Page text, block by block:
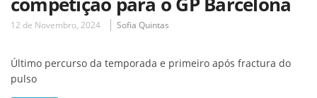
12 de Novembro, 2024 Sofia Quintas
Último percurso da temporada e primeiro após fractura do
pulso